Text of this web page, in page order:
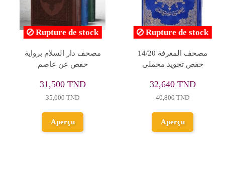
المصحف المعلم برواية
قالون عن نافع من طريق
للنشر
26,100 TND
Ajouter au
panier
Rupture de stock
مصحف التجويد برواية
40,800 TND
51,000 TND
Aperçu